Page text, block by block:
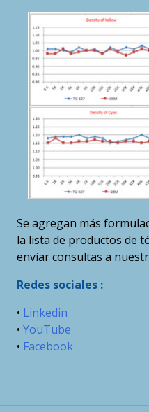
Se agregan más
la lista de productos de
enviar consultas a
Redes sociales :
• Linkedin
• YouTube
• Facebook